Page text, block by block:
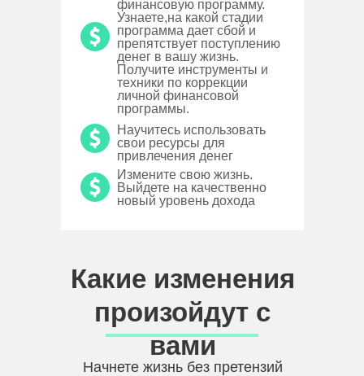
финансовую программу.
Узнаете,на какой стадии
программа дает сбой и
препятствует поступлению
денег в вашу жизнь.
Получите инструменты и
техники по коррекции
личной финансовой
программы.
Научитесь использовать
свои ресурсы для
привлечения денег
Измените свою жизнь.
Выйдете на качественно
новый уровень дохода
Какие изменения
произойдут с
вами
Начнете жизнь без претензий